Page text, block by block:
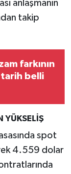
anlaşmanın
takip
farkının
belli
YÜKSELİŞ
spot
4.559 dolar